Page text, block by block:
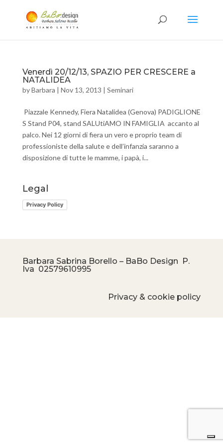
Venerdì 20/12/13, SPAZIO PER CRESCERE a
NATALIDEA
byBarbara | Nov 13, 2013 | Seminari
Piazzale Kennedy, Fiera Natalidea (Genova) PADIGLIONE
S Stand P04, stand SALUtiAMO IN FAMIGLIA accanto al
palco. Nei 12 giorni di fiera un vero e proprio team di
professioniste della salute e dell’infanzia saranno a
disposizione di tutte le mamme, i papà, i...
Legal
Privacy Policy
Barbara Sabrina Borello – BaBo Design P.
Iva 02579610995
Privacy & cookie policy